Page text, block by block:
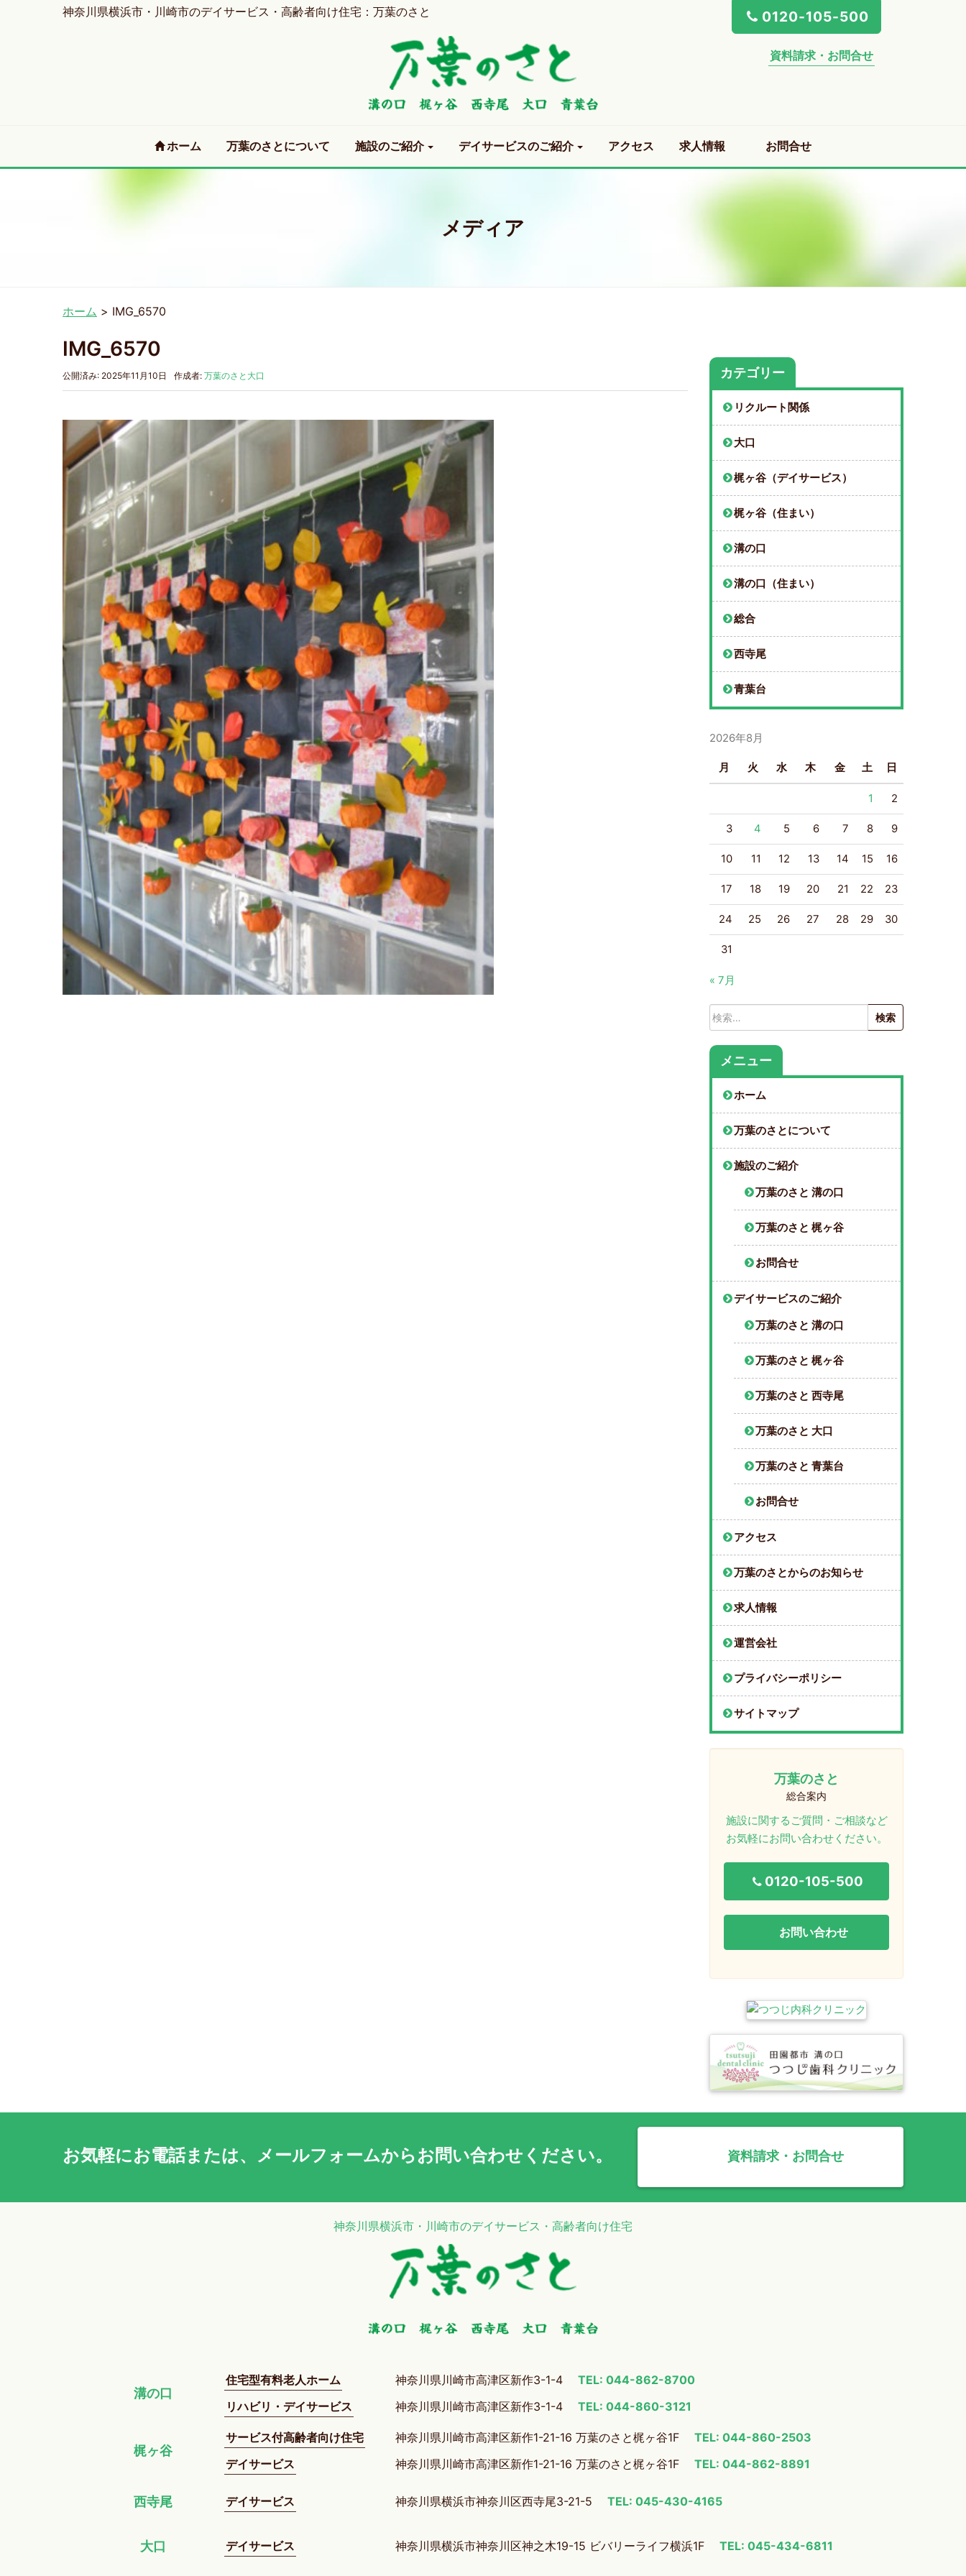
神奈川県横浜市・川崎市のデイサービス・高齢者向け住宅：万葉のさと 0120-105-500
資料請求・お問合せ
ホーム (current)
万葉のさとについて 施設のご紹介 デイサービスのご紹介 アクセス 求人情報 お問合せ
メディア
ホーム > IMG_6570
IMG_6570
公開済み: 2025年11月10日 作成者: 万葉のさと大口 カテゴリー
リクルート関係
大口
梶ヶ谷（デイサービス）
梶ヶ谷（住まい）
溝の口
溝の口（住まい）
総合
西寺尾
青葉台
2026年8月
月 火 水 木 金 土 日
1 2
3 4 5 6 7 8 9
10 11 12 13 14 15 16
17 18 19 20 21 22 23
24 25 26 27 28 29 30
31
« 7月
検
索:
メニュー
ホーム
万葉のさとについて
施設のご紹介
万葉のさと 溝の口
万葉のさと 梶ヶ谷
お問合せ
デイサービスのご紹介
万葉のさと 溝の口
万葉のさと 梶ヶ谷
万葉のさと 西寺尾
万葉のさと 大口
万葉のさと 青葉台
お問合せ
アクセス
万葉のさとからのお知らせ
求人情報
運営会社
プライバシーポリシー
サイトマップ
万葉のさと
総合案内
施設に関するご質問・ご相談など
お気軽にお問い合わせください。
0120-105-500
お問い合わせ
お気軽にお電話または、 メールフォームからお問い合わせください。 資料請求・お問合せ
神奈川県横浜市・川崎市のデイサービス・高齢者向け住宅
溝の口
住宅型有料老人ホーム
リハビリ・デイサービス
神奈川県川崎市高津区新作3-1-4
TEL: 044-862-8700
神奈川県川崎市高津区新作3-1-4
TEL: 044-860-3121
梶ヶ谷
サービス付高齢者向け住宅
デイサービス
神奈川県川崎市高津区新作1-21-16 万葉のさと梶ヶ谷1F
TEL: 044-860-2503
神奈川県川崎市高津区新作1-21-16 万葉のさと梶ヶ谷1F
TEL: 044-862-8891
西寺尾 デイサービス 神奈川県横浜市神奈川区西寺尾3-21-5 TEL: 045-430-4165
大口 デイサービス 神奈川県横浜市神奈川区神之木19-15 ビバリーライフ横浜1F TEL: 045-434-6811